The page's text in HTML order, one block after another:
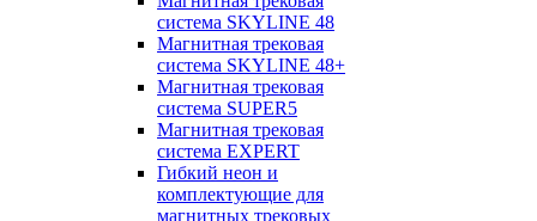
система SKYLINE 48
Магнитная трековая
система SKYLINE 48+
Магнитная трековая
система SUPER5
Магнитная трековая
система EXPERT
Гибкий неон и
комплектующие для
магнитных трековых